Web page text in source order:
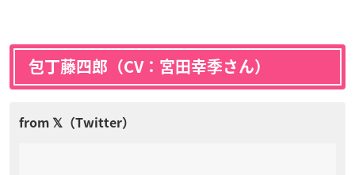
包丁藤四郎（CV：宮田幸季さん）